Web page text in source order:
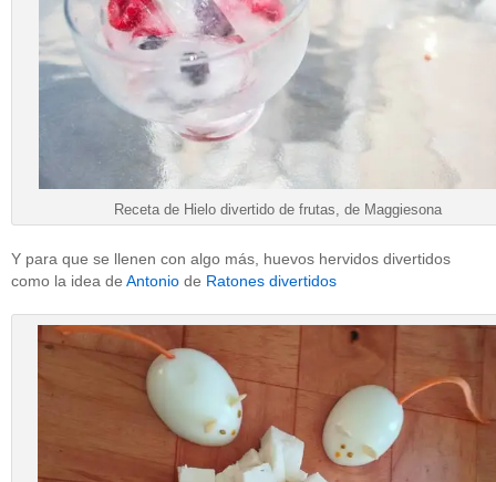
Receta de Hielo divertido de frutas, de Maggiesona
Y para que se llenen con algo más, huevos hervidos divertidos
como la idea de Antonio de Ratones divertidos